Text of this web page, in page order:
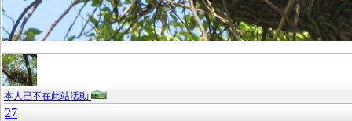
本人已不在此站活動
27